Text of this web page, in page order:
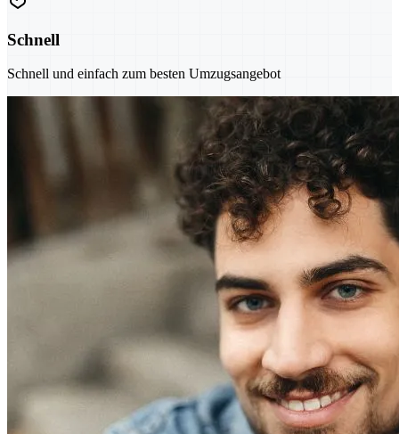
Schnell
Schnell und einfach zum besten Umzugsangebot